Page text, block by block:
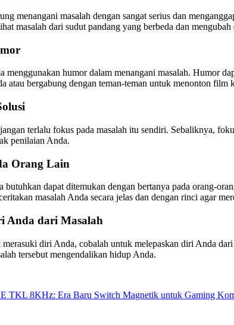
menangani masalah dengan sangat serius dan
masalah dari sudut pandang yang berbeda dan
menggunakan humor dalam menangani masalah. Humor
atau bergabung dengan teman-teman untuk menonton
terlalu fokus pada masalah itu sendiri. Sebaliknya,
penilaian Anda.
Orang Lain
butuhkan dapat ditemukan dengan bertanya pada orang-
masalah Anda secara jelas dan dengan rinci agar
Anda dari Masalah
merasuki diri Anda, cobalah untuk melepaskan diri Anda
tersebut mengendalikan hidup Anda.
TKL 8KHz: Era Baru Switch Magnetik untuk Gaming